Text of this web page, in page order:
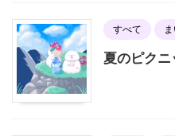
すべて
夏のピク